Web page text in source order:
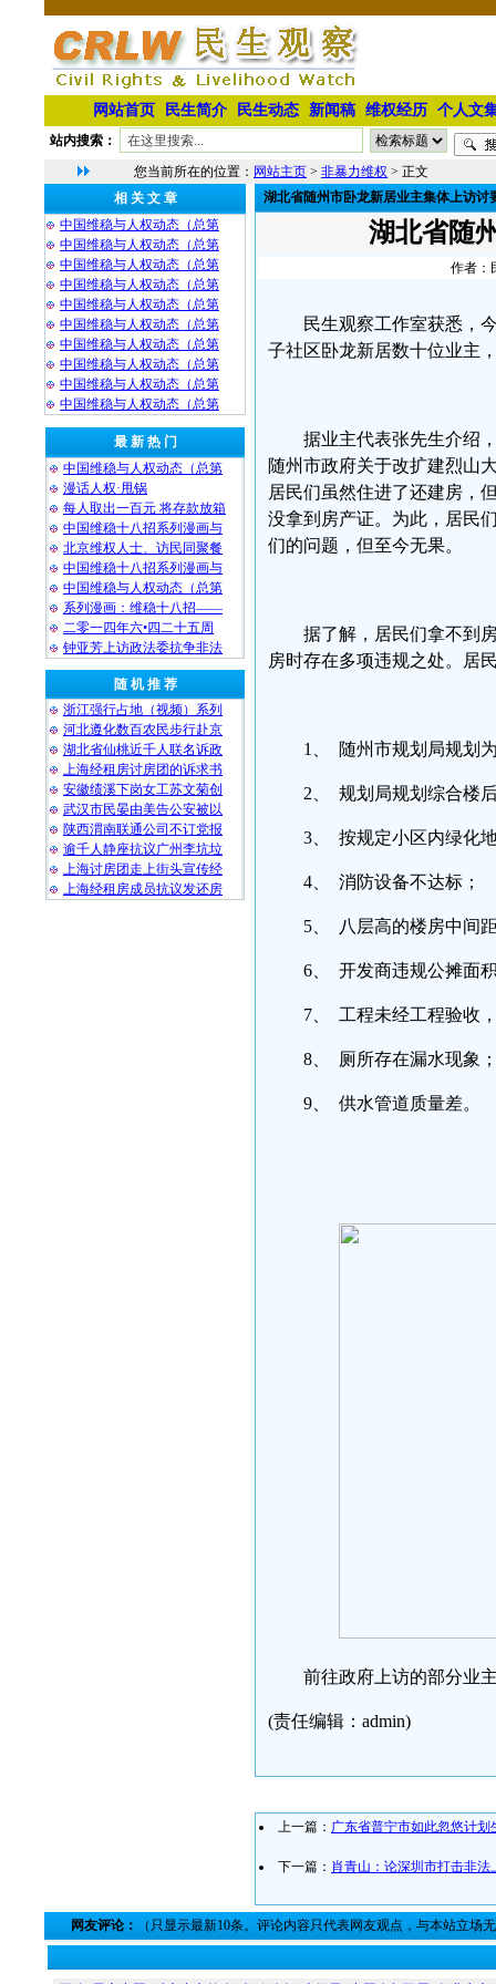
网站首页 民生简介 民生动态 新闻稿 维权经历 个人文
站内搜索：
您当前所在的位置： 网站主页 > 非暴力维权 > 正文
相 关 文 章
中国维稳与人权动态（总第
中国维稳与人权动态（总第
中国维稳与人权动态（总第
中国维稳与人权动态（总第
中国维稳与人权动态（总第
中国维稳与人权动态（总第
中国维稳与人权动态（总第
中国维稳与人权动态（总第
中国维稳与人权动态（总第
中国维稳与人权动态（总第
最 新 热 门
中国维稳与人权动态（总第
漫话人权·甩锅
每人取出一百元 将存款放箱
中国维稳十八招系列漫画与
北京维权人士、访民同聚餐
中国维稳十八招系列漫画与
中国维稳与人权动态（总第
系列漫画：维稳十八招——
二零一四年六•四二十五周
钟亚芳上访政法委抗争非法
随 机 推 荐
浙江强行占地（视频）系列
河北遵化数百农民步行赴京
湖北省仙桃近千人联名诉政
上海经租房讨房团的诉求书
安徽绩溪下岗女工苏文菊创
武汉市民晏由美告公安被以
陕西渭南联通公司不订党报
逾千人静座抗议广州李坑垃
上海讨房团走上街头宣传经
上海经租房成员抗议发还房
湖北省随州市卧龙新居业主集体上访讨
湖北省随
作者：
民生观察工作室获悉，
子社区卧龙新居数十位业主
据业主代表张先生介绍
随州市政府关于改扩建烈山
居民们虽然住进了还建房，
没拿到房产证。为此，居民
们的问题，但至今无果。
据了解，居民们拿不到
房时存在多项违规之处。居
1、 随州市规划局规划
2、 规划局规划综合楼
3、 按规定小区内绿化
4、 消防设备不达标；
5、 八层高的楼房中间
6、 开发商违规公摊面
7、 工程未经工程验收
8、 厕所存在漏水现象
9、 供水管道质量差。
前往政府上访的部分业
(责任编辑：admin)
上一篇： 广东省普宁市如此忽悠计划
下一篇： 肖青山：论深圳市打击非法
网友评论： （只显示最新10条。评论内容只代表网友观点，与本站立场